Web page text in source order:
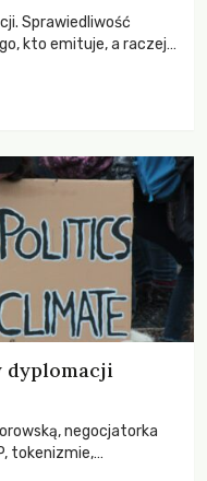
Sprawiedliwość
kto emituje, a raczej
dyplomacji
negocjatorka
tokenizmie,